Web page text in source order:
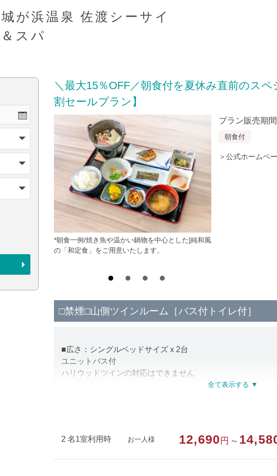
が浜温泉 佐渡シーサイ
スパ
＼最大15％OFF／朝食付を夏休み直前のス
割セールプラン】
*朝食一例/焼き魚や温かい鍋物を中心とした]純和風
の「和定食」をご用意いたします。
プラン販売期
朝食付
＞公式ホームペ
□禁煙□山側ツインルーム［バス付トイレ付］
■広さ：シングルベッドサイズ x 2台
ユニットバス付
ハリウッドツインの対応はできません
■設備
2 名1室利用時 お一人様 12,690 円～